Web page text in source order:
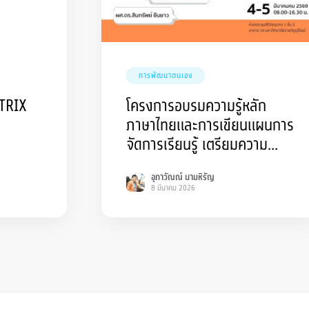
การพัฒนาตนเอง
โครงการอบรมความรู้หลัก
ภาษาไทยและการเขียนแผนการ
จัดการเรียนรู้ เตรียมความ
อุภาวัณณ์ นามหิรัญ
8 มีนาคม 2026